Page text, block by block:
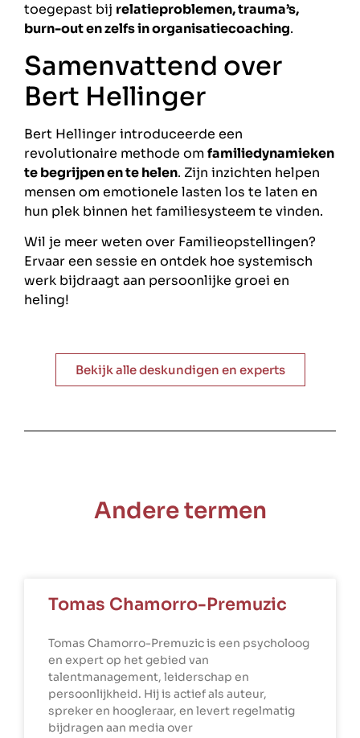
toegepast bij relatieproblemen, trauma’s,
burn-out en zelfs in organisatiecoaching.
Samenvattend over
Bert Hellinger
Bert Hellinger introduceerde een
revolutionaire methode omfamiliedynamieken
te begrijpen en te helen. Zijn inzichten helpen
mensen om emotionele lasten los te laten en
hun plek binnen het familiesysteem te vinden.
Wil je meer weten over Familieopstellingen?
Ervaar een sessie en ontdek hoe systemisch
werk bijdraagt aan persoonlijke groei en
heling!
Bekijk alle deskundigen en experts
Andere termen
Tomas Chamorro-Premuzic
Tomas Chamorro-Premuzic is een psycholoog
en expert op het gebied van
talentmanagement, leiderschap en
persoonlijkheid. Hij is actief als auteur,
spreker en hoogleraar, en levert regelmatig
bijdragen aan media over